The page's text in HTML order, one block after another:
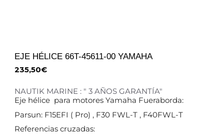
EJE HÉLICE 66T-45611-00 YAMAHA
235,50€
NAUTIK MARINE : " 3 AÑOS GARANTÍA"
Eje hélice para motores Yamaha Fueraborda:
Parsun: F15EFI ( Pro) , F30 FWL-T , F40FWL-T
Referencias cruzadas: